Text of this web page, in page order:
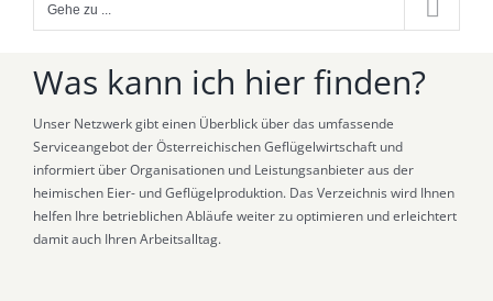
Gehe zu ...
Was kann ich hier finden?
Unser Netzwerk gibt einen Überblick über das umfassende
Serviceangebot der Österreichischen Geflügelwirtschaft und
informiert über Organisationen und Leistungsanbieter aus der
heimischen Eier- und Geflügelproduktion. Das Verzeichnis wird Ihnen
helfen Ihre betrieblichen Abläufe weiter zu optimieren und erleichtert
damit auch Ihren Arbeitsalltag.